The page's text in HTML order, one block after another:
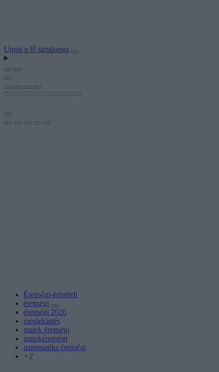
Ugrás a fő tartalomra
Érettségi-felvételi
érettségi
érettségi 2026
megtekintés
matek érettségi
matekérettségi
matematika érettségi
+2